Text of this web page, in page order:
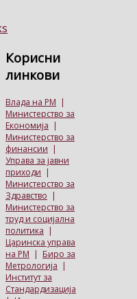
Корисни
линкови
Влада на РМ |
Министерство за
Економија |
Министерство за
финансии |
Управа за јавни
приходи |
Министерство за
Здравство |
Министерство за
труд и социјална
политика |
Царинска управа
на РМ | Биро за
Метрологија |
Институт за
Стандардизација